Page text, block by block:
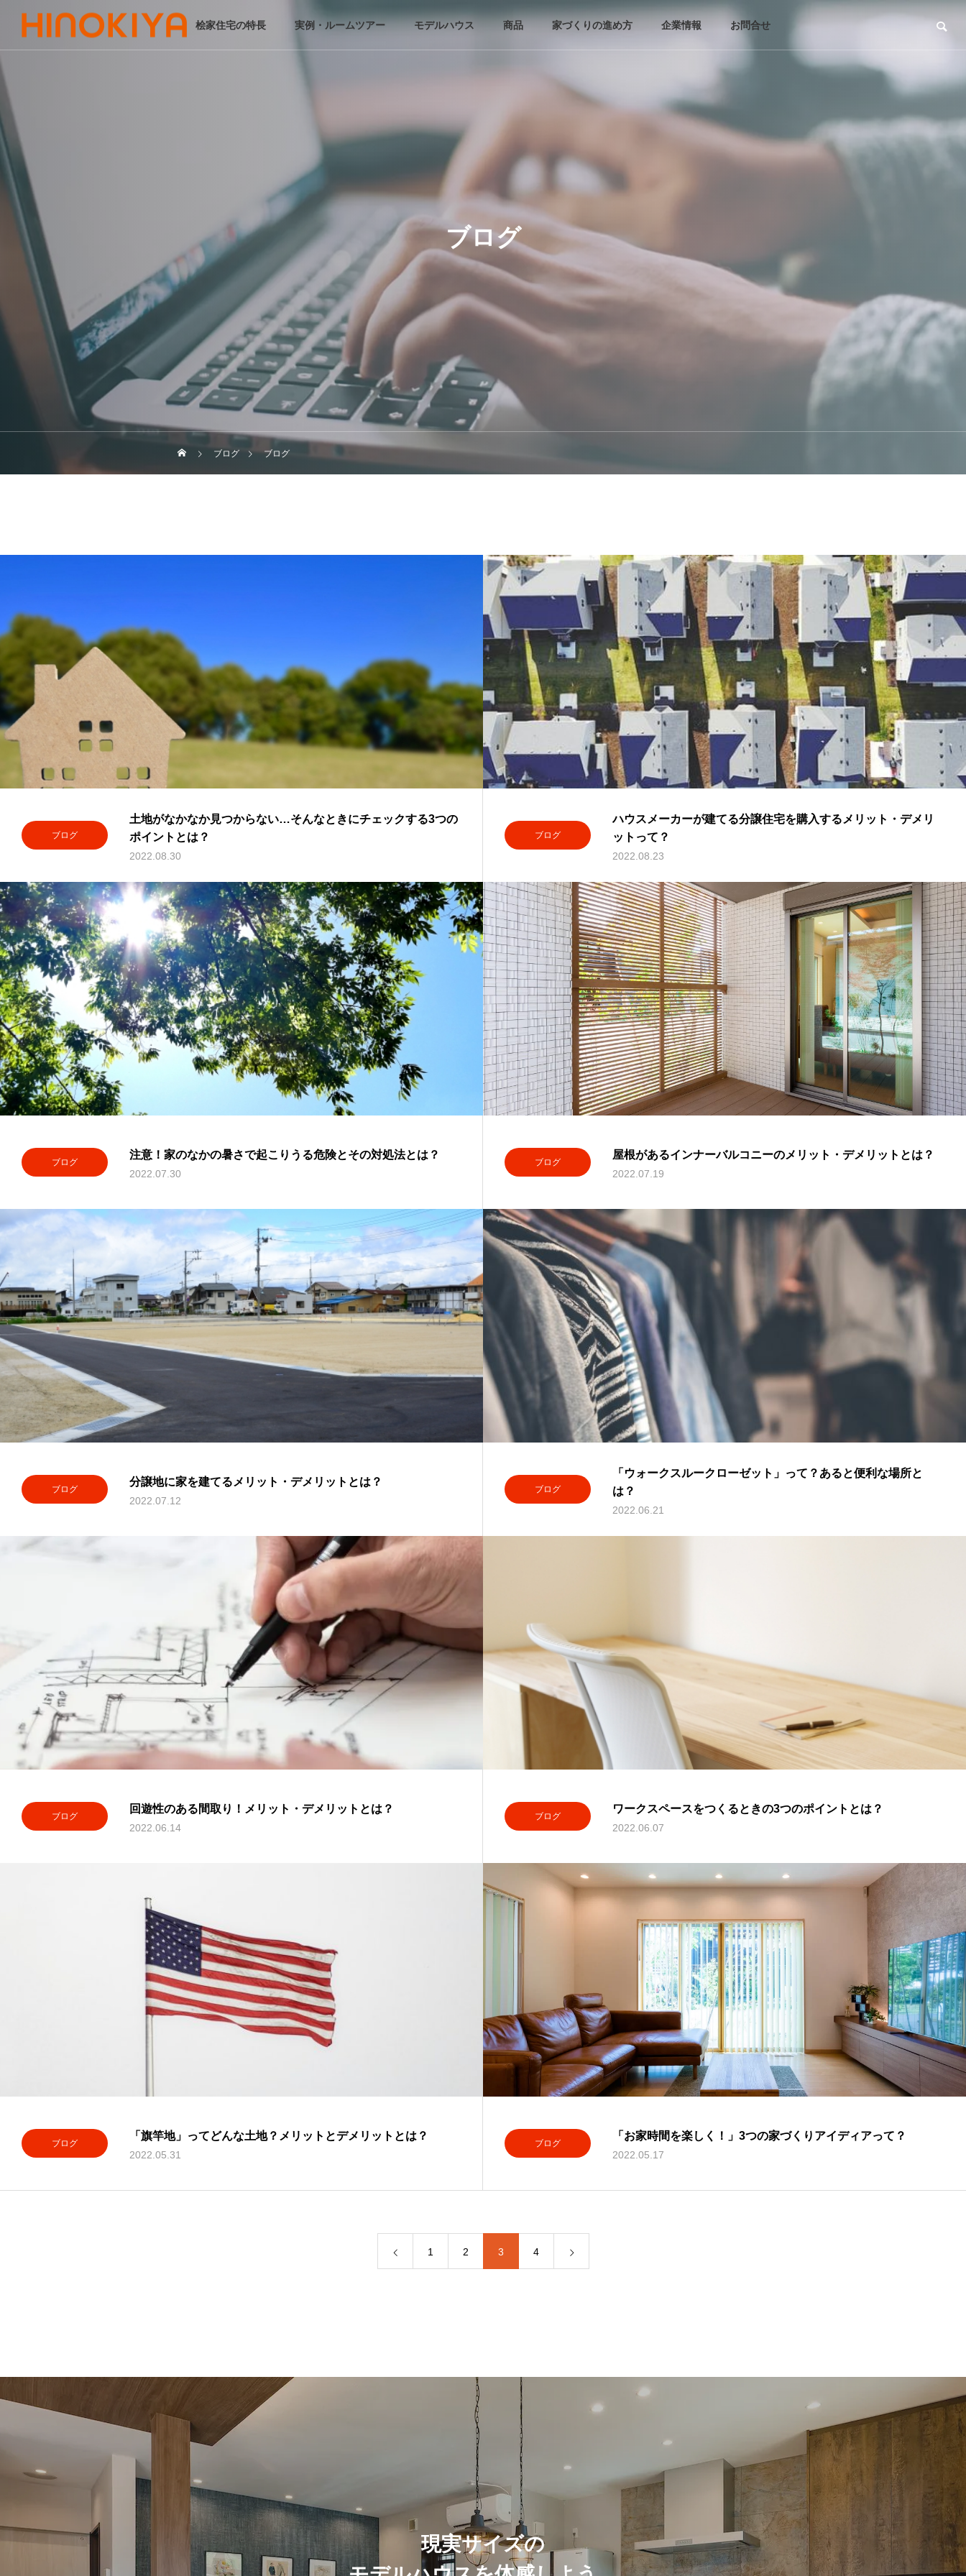
桧家住宅の特長 実例・ルームツアー モデルハウス 商品 家づくりの進め方 企業情報 お問合せ
ブログ
ブログ ブログ
ブログ
土地がなかなか見つからない…そんなときにチェックする3つの
ポイントとは？
2022.08.30
ブログ
ハウスメーカーが建てる分譲住宅を購入するメリット・デメリ
ットって？
2022.08.23
ブログ
注意！家のなかの暑さで起こりうる危険とその対処法とは？
2022.07.30
ブログ
屋根があるインナーバルコニーのメリット・デメリットとは？
2022.07.19
ブログ
分譲地に家を建てるメリット・デメリットとは？
2022.07.12
ブログ
「ウォークスルークローゼット」って？あると便利な場所と
は？
2022.06.21
ブログ
回遊性のある間取り！メリット・デメリットとは？
2022.06.14
ブログ
ワークスペースをつくるときの3つのポイントとは？
2022.06.07
ブログ
「旗竿地」ってどんな土地？メリットとデメリットとは？
2022.05.31
ブログ
「お家時間を楽しく！」3つの家づくりアイディアって？
2022.05.17
1 2 3 4
現実サイズの